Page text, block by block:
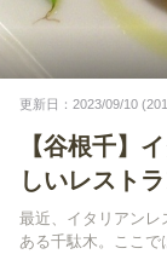
更新日：2023/09/10
【谷根千】
しいレスト
最近、イタリアンレ
ある千駄木。ここ